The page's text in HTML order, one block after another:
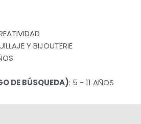
Y BIJOUTERIE
DE BÚSQUEDA): 5 - 11 AÑOS